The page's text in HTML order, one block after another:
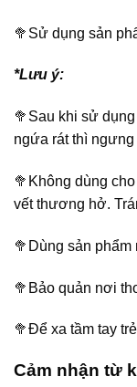
🥦Sử dụng sản
*Lưu ý:
🥦Sau khi sử
ngứa rát thì
🥦Không dùng
vết thương hở.
🥦Dùng sản
🥦Bảo quản nơi
🥦Để xa tầm tay
Cảm nhận từ